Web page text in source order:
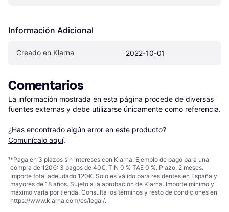
Información Adicional
Creado en Klarna 2022-10-01
Comentarios
La información mostrada en esta página procede de diversas
fuentes externas y debe utilizarse únicamente como referencia.
¿Has encontrado algún error en este producto?
Comunícalo aquí.
¹*Paga en 3 plazos sin intereses con Klarna. Ejemplo de pago para una
compra de 120€: 3 pagos de 40€, TIN 0 % TAE 0 %. Plazo: 2 meses.
Importe total adeudado 120€. Solo es válido para residentes en España y
mayores de 18 años. Sujeto a la aprobación de Klarna. Importe mínimo y
máximo varía por tienda. Consulta los términos y resto de condiciones en
https://www.klarna.com/es/legal/.